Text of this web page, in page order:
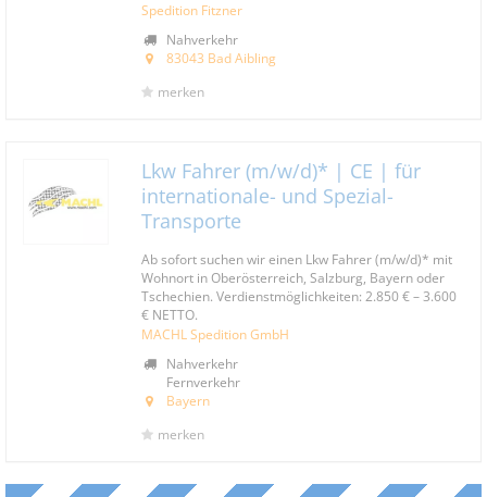
Spedition Fitzner
Nahverkehr
83043 Bad Aibling
merken
Lkw Fahrer (m/w/d)* | CE | für
internationale- und Spezial-
Transporte
Ab sofort suchen wir einen Lkw Fahrer (m/w/d)* mit
Wohnort in Oberösterreich, Salzburg, Bayern oder
Tschechien. Verdienstmöglichkeiten: 2.850 € – 3.600
€ NETTO.
MACHL Spedition GmbH
Nahverkehr
Fernverkehr
Bayern
merken